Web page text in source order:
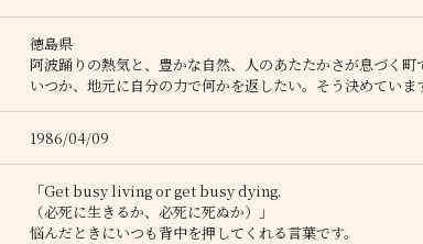
徳島県
阿波踊りの熱気と、豊かな自然、人のあたたかさが息づく町
いつか、地元に自分の力で何かを返したい。そう決めていま
1986/04/09
「Get busy living or get busy dying.
（必死に生きるか、必死に死ぬか）」
悩んだときにいつも背中を押してくれる言葉です。